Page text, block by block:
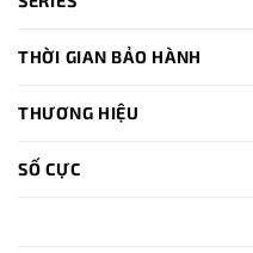
THỜI GIAN BẢO HÀNH
THƯƠNG HIỆU
SỐ CỰC